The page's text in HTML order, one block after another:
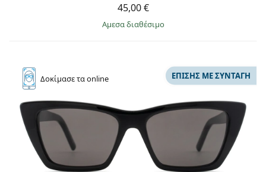
45,00 €
άμεσα διαθέσιμο
Δοκίμασετα online ΕΠΊΣΗΣ ΜΕ ΣΥΝΤΑΓΉ